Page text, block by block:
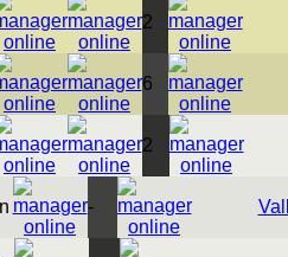
2
6
2
-